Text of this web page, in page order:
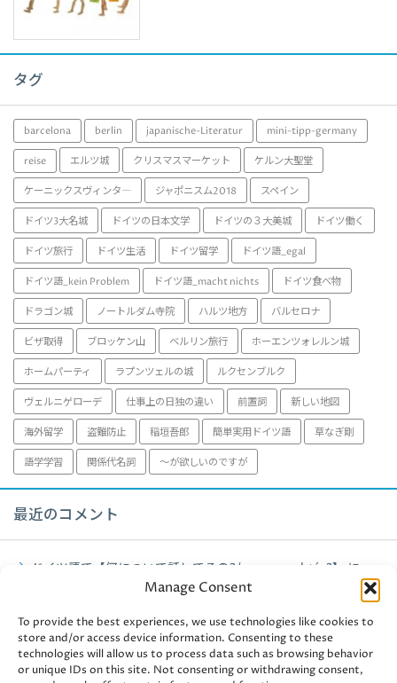
Manage Consent
To provide the best experiences, we use technologies like cookies to
store and/or access device information. Consenting to these
technologies will allow us to process data such as browsing behavior
or unique IDs on this site. Not consenting or withdrawing consent,
タグ
barcelona berlin japanische-Literatur mini-tipp-germany
reise エルツ城 クリスマスマーケット ケルン大聖堂
ケーニックスヴィンタ― ジャポニスム2018 スペイン
ドイツ3大名城 ドイツの日本文学 ドイツの３大美城 ドイツ働く
ドイツ旅行 ドイツ生活 ドイツ留学 ドイツ語_egal
ドイツ語_kein Problem ドイツ語_macht nichts ドイツ食べ物
ドラゴン城 ノートルダム寺院 ハルツ地方 バルセロナ
ビザ取得 ブロッケン山 ベルリン旅行 ホーエンツォレルン城
ホームパーティ ラプンツェルの城 ルクセンブルク
ヴェルニゲローデ 仕事上の日独の違い 前置詞 新しい地図
海外留学 盗難防止 稲垣吾郎 簡単実用ドイツ語 草なぎ剛
語学学習 関係代名詞 ～が欲しいのですが
最近のコメント
ドイツ語で【何について話してるの?/worum geht´s?】
に
ミュンヘン観光【アルテピナコテーク】2021年 にfujikoより
ミュンヘン観光【アルテピナコテーク】2021年にuser-
438241より